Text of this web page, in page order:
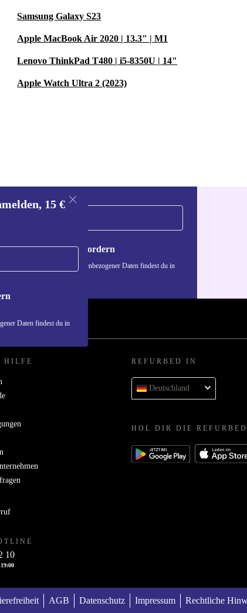
die
Samsung Galaxy S23
Apple MacBook Air 2020 | 13.3" | M1
Lenovo ThinkPad T480 | i5-8350U | 14"
Apple Watch Ultra 2 (2023)
15 €
Daten findest du in
Gutschein anfordern
über die Verwendung personenbezogener Daten findest du in
HILFE
10
REFURBED IN
Deutschland
HOL DIR DIE
AGB Datenschutz Impressum Rechtliche